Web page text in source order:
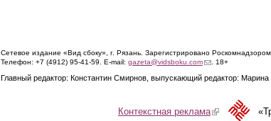
Сетевое издание «Вид сбоку», г. Рязань. Зарегистрировано
Телефон: +7 (4912) 95-41-59. E-mail: gazeta@vidsboku.com(link sends e-mail)
. 18+
Главный редактор: Константин Смирнов, выпускающий редактор:
Контекстная реклама(link is